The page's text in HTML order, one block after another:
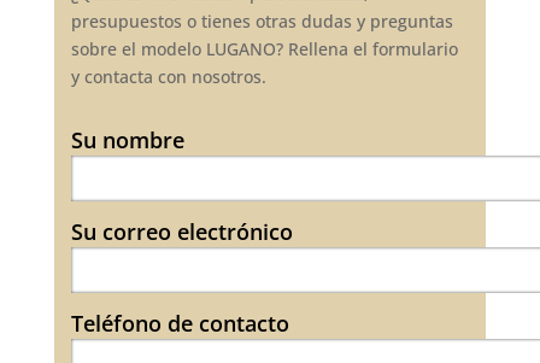
presupuestos o tienes otras dudas y preguntas
sobre el modelo LUGANO? Rellena el formulario
y contacta con nosotros.
Su nombre
Su correo electrónico
Teléfono de contacto